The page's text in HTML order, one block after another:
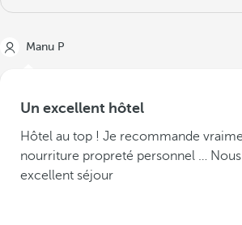
Manu P
Un excellent hôtel
Hôtel au top ! Je recommande
nourriture propreté personnel … Nous avons passé un
excellent séjour